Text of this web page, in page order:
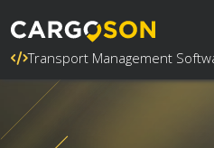
Transport Management